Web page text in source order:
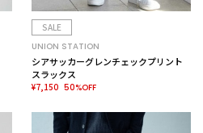
SALE
UNION STATION
シアサッカーグレンチェックプリント
スラックス
¥7,150 50%OFF